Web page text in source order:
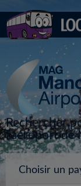
Rechercher
l'aéroport de
Choisir un